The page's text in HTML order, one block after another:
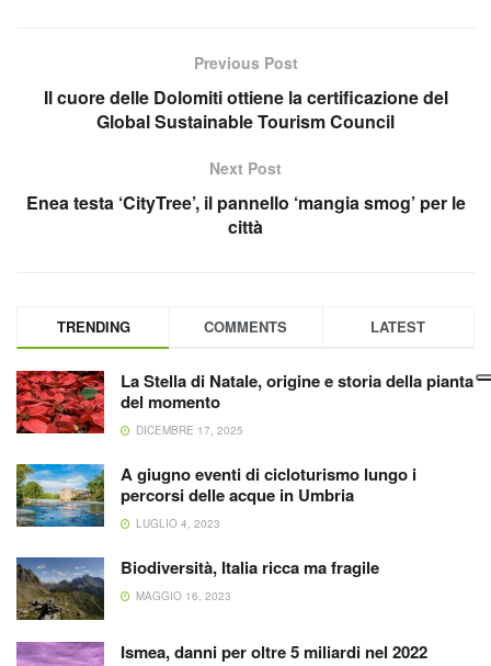
Previous Post
Il cuore delle Dolomiti ottiene la certificazione del
Global Sustainable Tourism Council
Next Post
Enea testa ‘CityTree’, il pannello ‘mangia smog’ per le
città
TRENDING COMMENTS LATEST
La Stella di Natale, origine e storia della pianta
del momento
DICEMBRE 17, 2025
A giugno eventi di cicloturismo lungo i
percorsi delle acque in Umbria
LUGLIO 4, 2023
Biodiversità, Italia ricca ma fragile
MAGGIO 16, 2023
Ismea, danni per oltre 5 miliardi nel 2022